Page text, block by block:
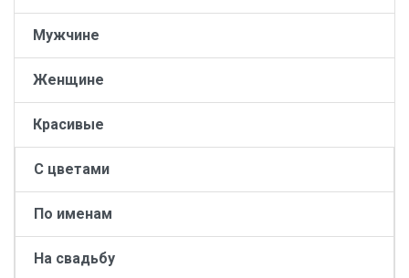
Мужчине
Женщине
Красивые
С цветами
По именам
На свадьбу